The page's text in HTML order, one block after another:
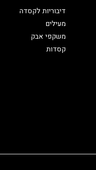
דיבוריות לקסדה
מעילים
משקפי אבק
קסדות